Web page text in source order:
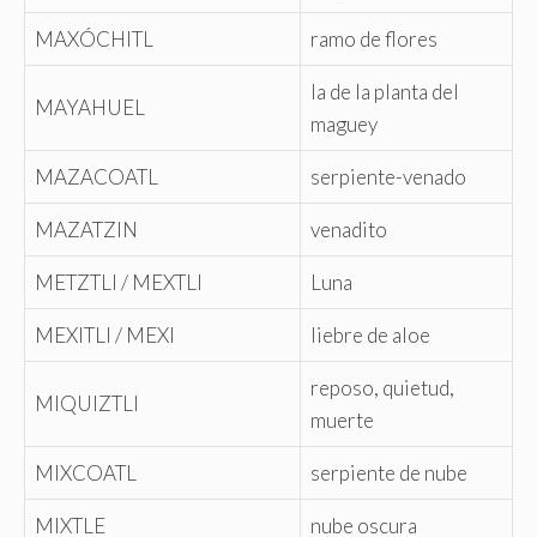
MAXÓCHITL ramo de flores
MAYAHUEL
la de la planta del
maguey
MAZACOATL serpiente-venado
MAZATZIN venadito
METZTLI / MEXTLI Luna
MEXITLI / MEXI liebre de aloe
MIQUIZTLI
reposo, quietud,
muerte
MIXCOATL serpiente de nube
MIXTLE nube oscura